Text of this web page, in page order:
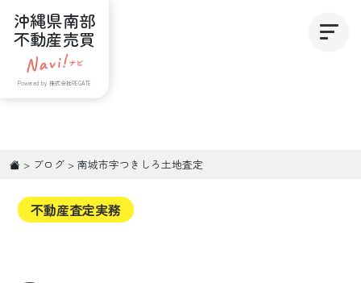
沖縄県南部
不動産売買
Powered by 株式会社REGATE
> ブログ > 南城市字つきしろ土地査定
不動産査定実務